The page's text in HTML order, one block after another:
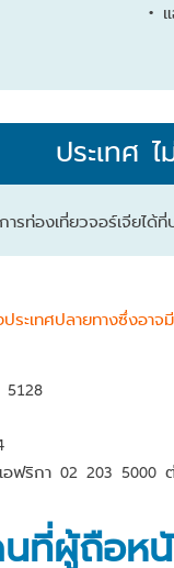
•
ประเทศ ไ
รท่องเที่ยวจอร์เจียได้ที่
ระเทศปลายทางซึ่งอา
5128
อฟริกา 02 203 5000
นที่ผู้ถือห